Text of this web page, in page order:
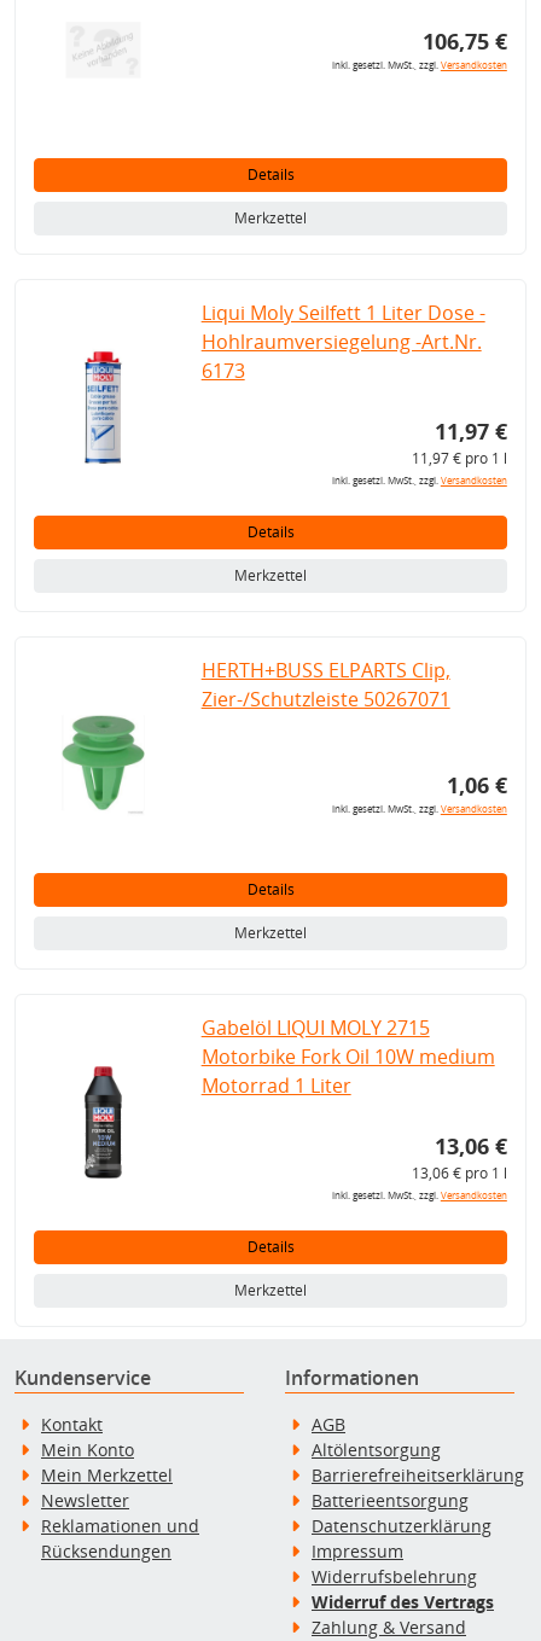
106,75 €
inkl. gesetzl. MwSt., zzgl.Versandkosten
Details
Merkzettel
Liqui Moly Seilfett 1 Liter Dose -
Hohlraumversiegelung -Art.Nr.
6173
11,97 €
11,97 € pro 1 l
inkl. gesetzl. MwSt., zzgl.Versandkosten
Details
Merkzettel
HERTH+BUSS ELPARTS Clip,
Zier-/Schutzleiste 50267071
1,06 €
inkl. gesetzl. MwSt., zzgl.Versandkosten
Details
Merkzettel
Gabelöl LIQUI MOLY 2715
Motorbike Fork Oil 10W medium
Motorrad 1 Liter
13,06 €
13,06 € pro 1 l
inkl. gesetzl. MwSt., zzgl.Versandkosten
Details
Merkzettel
Kundenservice
Kontakt
Mein Konto
Mein Merkzettel
Newsletter
Reklamationen und
Rücksendungen
Informationen
AGB
Altölentsorgung
Barrierefreiheitserklärung
Batterieentsorgung
Datenschutzerklärung
Impressum
Widerrufsbelehrung
Widerruf des Vertrags
Zahlung & Versand